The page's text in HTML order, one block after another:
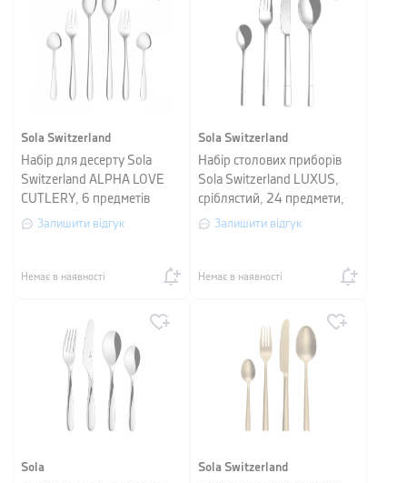
Sola Switzerland
Набір для десерту Sola
Switzerland ALPHA LOVE
CUTLERY, 6 предметів
Залишити відгук
Немає в наявності
Sola Switzerland
Набір столових приборів
Sola Switzerland LUXUS,
сріблястий, 24 предмети,
на 6 персон
Залишити відгук
Немає в наявності
Sola
Sola Switzerland